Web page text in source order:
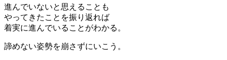
進んでいないと思えることも
やってきたことを振り返れば
着実に進んでいることがわかる。
諦めない姿勢を崩さずにいこう。